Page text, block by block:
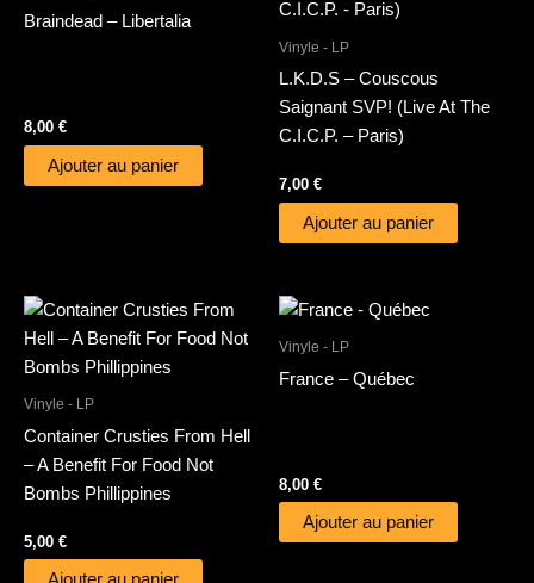
Braindead – Libertalia
8,00 €
Ajouter au panier
Vinyle - LP
L.K.D.S – Couscous
Saignant SVP! (Live At The
C.I.C.P. – Paris)
7,00 €
Ajouter au panier
Vinyle - LP
Container Crusties From Hell
– A Benefit For Food Not
Bombs Phillippines
5,00 €
Vinyle - LP
France – Québec
8,00 €
Ajouter au panier